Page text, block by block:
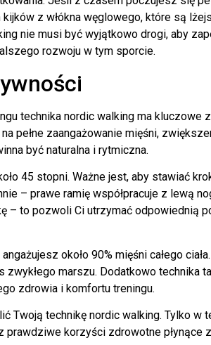
z włókna węglowego, które są
nie musi być wyjątkowo drogi, aby
rozwoju w tym sporcie.
technika nordic walking ma kluczowe
pełne zaangażowanie mięśni,
być naturalna i rytmiczna.
45 stopni. Ważne jest, aby stawiać
– prawe ramię współpracuje z lewą
– to pozwoli Ci utrzymać odpowiednią
około 90% mięśni całego
marszu. Dodatkowo technika
zdrowia i komfortu treningu.
Twoją technikę nordic walking. Tylko w
korzyści zdrowotne płynące